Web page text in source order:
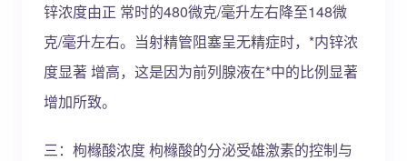
锌浓度由正 常时的480微克/毫升左右降至148微
克/毫升左右。当射精管阻塞呈无精症时，*内锌浓
度显著 增高，这是因为前列腺液在*中的比例显著
增加所致。
三：枸橼酸浓度 枸橼酸的分泌受雄激素的控制与